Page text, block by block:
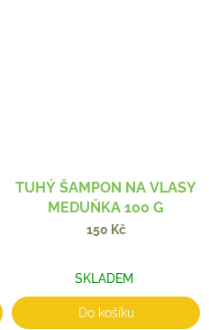
TUHÝ ŠAMPON NA VLASY
MEDUŇKA 100 G
150 Kč
SKLADEM
Do košíku